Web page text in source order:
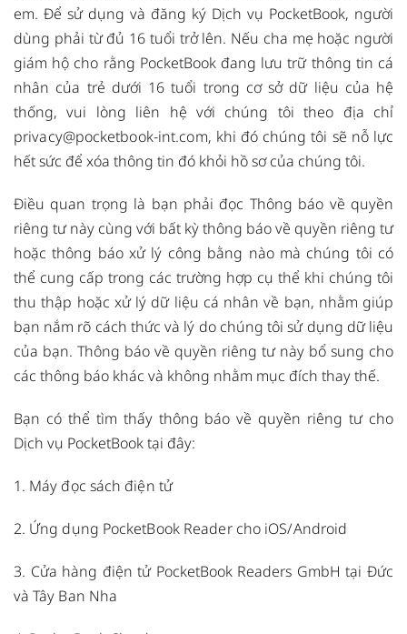
em. Để sử dụng và đăng ký Dịch vụ PocketBook, người
dùng phải từ đủ 16 tuổi trở lên. Nếu cha mẹ hoặc người
giám hộ cho rằng PocketBook đang lưu trữ thông tin cá
nhân của trẻ dưới 16 tuổi trong cơ sở dữ liệu của hệ
thống, vui lòng liên hệ với chúng tôi theo địa chỉ
privacy@pocketbook-int.com, khi đó chúng tôi sẽ nỗ lực
hết sức để xóa thông tin đó khỏi hồ sơ của chúng tôi.
Điều quan trọng là bạn phải đọc Thông báo về quyền
riêng tư này cùng với bất kỳ thông báo về quyền riêng tư
hoặc thông báo xử lý công bằng nào mà chúng tôi có
thể cung cấp trong các trường hợp cụ thể khi chúng tôi
thu thập hoặc xử lý dữ liệu cá nhân về bạn, nhằm giúp
bạn nắm rõ cách thức và lý do chúng tôi sử dụng dữ liệu
của bạn. Thông báo về quyền riêng tư này bổ sung cho
các thông báo khác và không nhằm mục đích thay thế.
Bạn có thể tìm thấy thông báo về quyền riêng tư cho
Dịch vụ PocketBook tại đây:
1. Máy đọc sách điện tử
2. Ứng dụng PocketBook Reader cho iOS/Android
3. Cửa hàng điện tử PocketBook Readers GmbH tại Đức
và Tây Ban Nha